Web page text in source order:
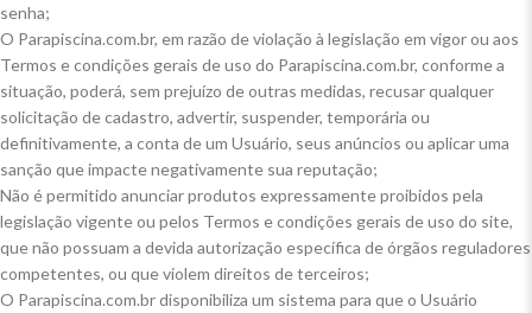
senha;
O Parapiscina.com.br, em razão de violação à legislação em vigor ou aos
Termos e condições gerais de uso do Parapiscina.com.br, conforme a
situação, poderá, sem prejuízo de outras medidas, recusar qualquer
solicitação de cadastro, advertir, suspender, temporária ou
definitivamente, a conta de um Usuário, seus anúncios ou aplicar uma
sanção que impacte negativamente sua reputação;
Não é permitido anunciar produtos expressamente proibidos pela
legislação vigente ou pelos Termos e condições gerais de uso do site,
que não possuam a devida autorização específica de órgãos reguladores
competentes, ou que violem direitos de terceiros;
O Parapiscina.com.br disponibiliza um sistema para que o Usuário